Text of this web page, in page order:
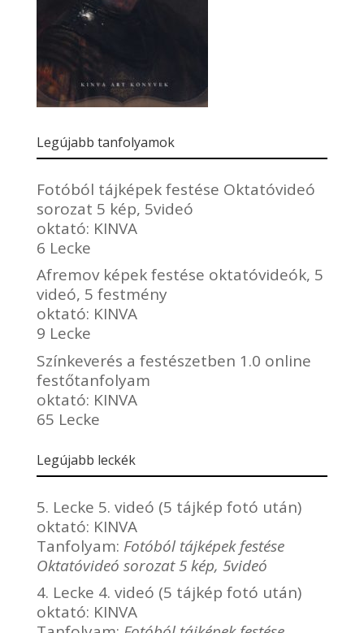
Legújabb tanfolyamok
Fotóból tájképek festése Oktatóvideó
sorozat 5 kép, 5videó
oktató: KINVA
6 Lecke
Afremov képek festése oktatóvideók, 5
videó, 5 festmény
oktató: KINVA
9 Lecke
Színkeverés a festészetben 1.0 online
festőtanfolyam
oktató: KINVA
65 Lecke
Legújabb leckék
5. Lecke 5. videó (5 tájkép fotó után)
oktató: KINVA
Tanfolyam: Fotóból tájképek festése
Oktatóvideó sorozat 5 kép, 5videó
4. Lecke 4. videó (5 tájkép fotó után)
oktató: KINVA